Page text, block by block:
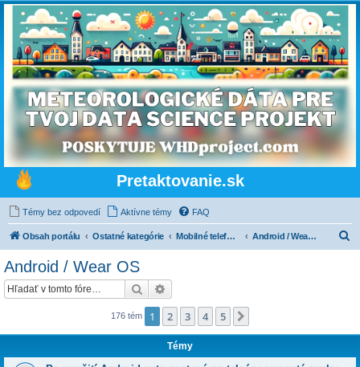
Pretaktovanie.sk
Témy bez odpovedí Aktívne témy FAQ
Obsah portálu Ostatné kategórie Mobilné telefóny, tablety, wearables a mobilné siete Android / Wear OS
Android / Wear OS
Hľadať
176 tém 1 2 3 4 5
Témy